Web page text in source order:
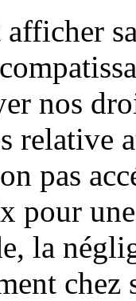
nos
relative
pas
pour
la
chez